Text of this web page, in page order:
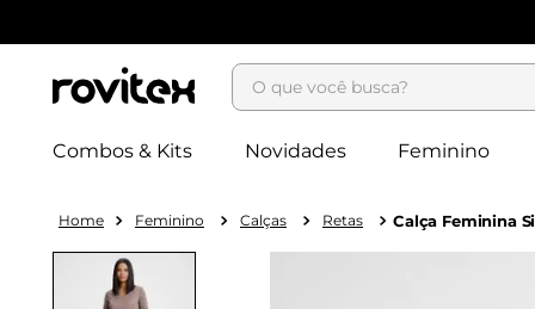
O que você busca?
Combos & Kits Novidades Feminino
Feminino Calças Retas Calça Feminina